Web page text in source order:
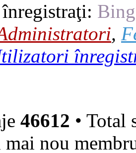
,
46612 • Total
mai nou